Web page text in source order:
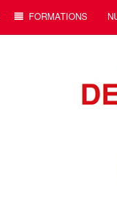
FORMATIONS